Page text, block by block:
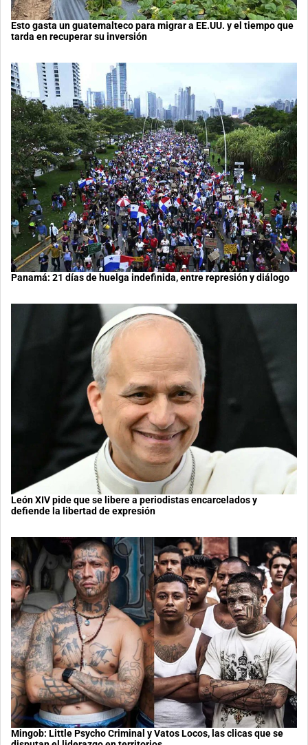
Esto gasta un guatemalteco para migrar a EE.UU. y el tiempo que
tarda en recuperar su inversión
Panamá: 21 días de huelga indefinida, entre represión y diálogo
León XIV pide que se libere a periodistas encarcelados y
defiende la libertad de expresión
Mingob: Little Psycho Criminal y Vatos Locos, las clicas que se